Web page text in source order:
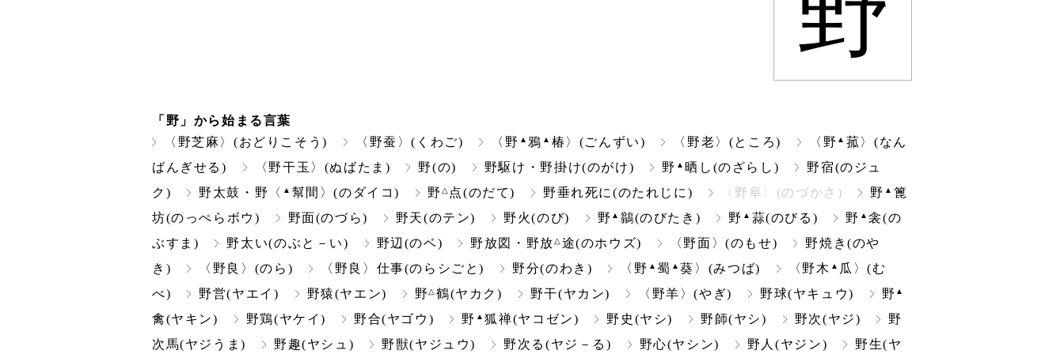
「野」から始まる言葉
〈野芝麻〉(おどりこそう)
〈野蚕〉(くわご) 〈野 ▲ 鴉 ▲ 椿〉(ごんずい) 〈野老〉(ところ) 〈野 ▲ 菰〉(なん
ばんぎせる)
〈野干玉〉(ぬばたま) 野(の) 野駆け・野掛け(のがけ) 野 ▲晒し(のざらし)
野宿(のジュ
ク)
野太鼓・野〈 ▲ 幫間〉(のダイコ) 野 △ 点(のだて) 野垂れ死に(のたれじに) 〈野阜〉(のづかさ) 野 ▲ 篦
坊(のっぺらボウ)
野面(のづら) 野天(のテン) 野火(のび) 野 ▲ 鶲(のびたき) 野 ▲ 蒜(のびる) 野 ▲衾(の
ぶすま)
野太い(のぶと－い) 野辺(のベ) 野放図・野放 △ 途(のホウズ) 〈野面〉(のもせ)
野焼き(のや
き)
〈野良〉(のら) 〈野良〉仕事(のらシごと) 野分(のわき) 〈野 ▲ 蜀 ▲葵〉(みつば) 〈野木 ▲ 瓜〉(む
べ)
野営(ヤエイ) 野猿(ヤエン) 野△ 鶴(ヤカク) 野干(ヤカン) 〈野羊〉(やぎ) 野球(ヤキュウ) 野 ▲
禽(ヤキン) 野鶏(ヤケイ) 野合(ヤゴウ) 野 ▲狐禅(ヤコゼン) 野史(ヤシ) 野師(ヤシ) 野次(ヤジ)
野
次馬(ヤジうま)
野趣(ヤシュ) 野獣(ヤジュウ) 野次る(ヤジ－る) 野心(ヤシン) 野人(ヤジン) 野生(ヤ